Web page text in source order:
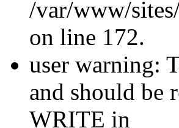
/var/www/
on line 172.
user warning:
and should be
WRITE in